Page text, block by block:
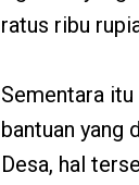
ratus ribu
Sementara
bantuan yang
Desa, hal